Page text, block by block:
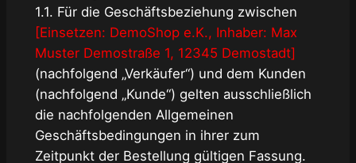
1.1. Für die Geschäftsbeziehung zwischen
[Einsetzen: DemoShop e.K., Inhaber: Max
Muster Demostraße 1, 12345 Demostadt]
(nachfolgend „Verkäufer“) und dem Kunden
(nachfolgend „Kunde“) gelten ausschließlich
die nachfolgenden Allgemeinen
Geschäftsbedingungen in ihrer zum
Zeitpunkt der Bestellung gültigen Fassung.